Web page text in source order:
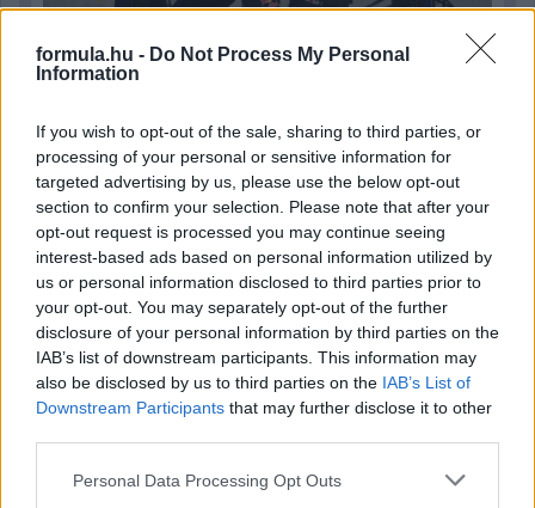
formula.hu - Do Not Process My Personal
Information
If you wish to opt-out of the sale, sharing to third parties, or
processing of your personal or sensitive information for
targeted advertising by us, please use the below opt-out
section to confirm your selection. Please note that after your
opt-out request is processed you may continue seeing
interest-based ads based on personal information utilized by
us or personal information disclosed to third parties prior to
your opt-out. You may separately opt-out of the further
disclosure of your personal information by third parties on the
IAB’s list of downstream participants. This information may
also be disclosed by us to third parties on the IAB’s List of
Downstream Participants that may further disclose it to other
Please note that this website/app uses one or more Google
Personal Data Processing Opt Outs
Nem tud úrrá lenni a fékproblémákon a Cadillac